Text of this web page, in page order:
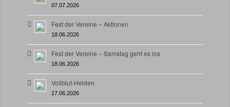
07.07.2026
Fest der Vereine – Aktionen
18.06.2026
Fest der Vereine – Samstag geht es los
18.06.2026
Vollblut-Helden
17.06.2026